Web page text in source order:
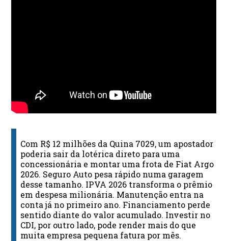
Com R$ 12 milhões da Quina 7029, um apostador
poderia sair da lotérica direto para uma
concessionária e montar uma frota de Fiat Argo
2026. Seguro Auto pesa rápido numa garagem
desse tamanho. IPVA 2026 transforma o prêmio
em despesa milionária. Manutenção entra na
conta já no primeiro ano. Financiamento perde
sentido diante do valor acumulado. Investir no
CDI, por outro lado, pode render mais do que
muita empresa pequena fatura por mês.